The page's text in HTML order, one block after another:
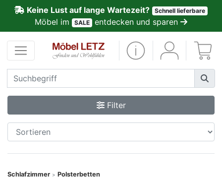
Keine Lust auf lange Wartezeit? Schnell lieferbare
Möbel im SALE entdecken und sparen
Filter
Schlafzimmer > Polsterbetten
Kundenmeinungen
Anmelden
PREMIUM
Schnell
lieferbar
SALE